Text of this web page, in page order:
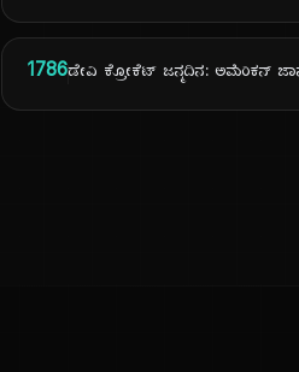
1786ಡೇವಿ ಕ್ರೋಕೆಟ್ ಜನ್ಮದಿನ: ಅಮೆರಿಕನ್